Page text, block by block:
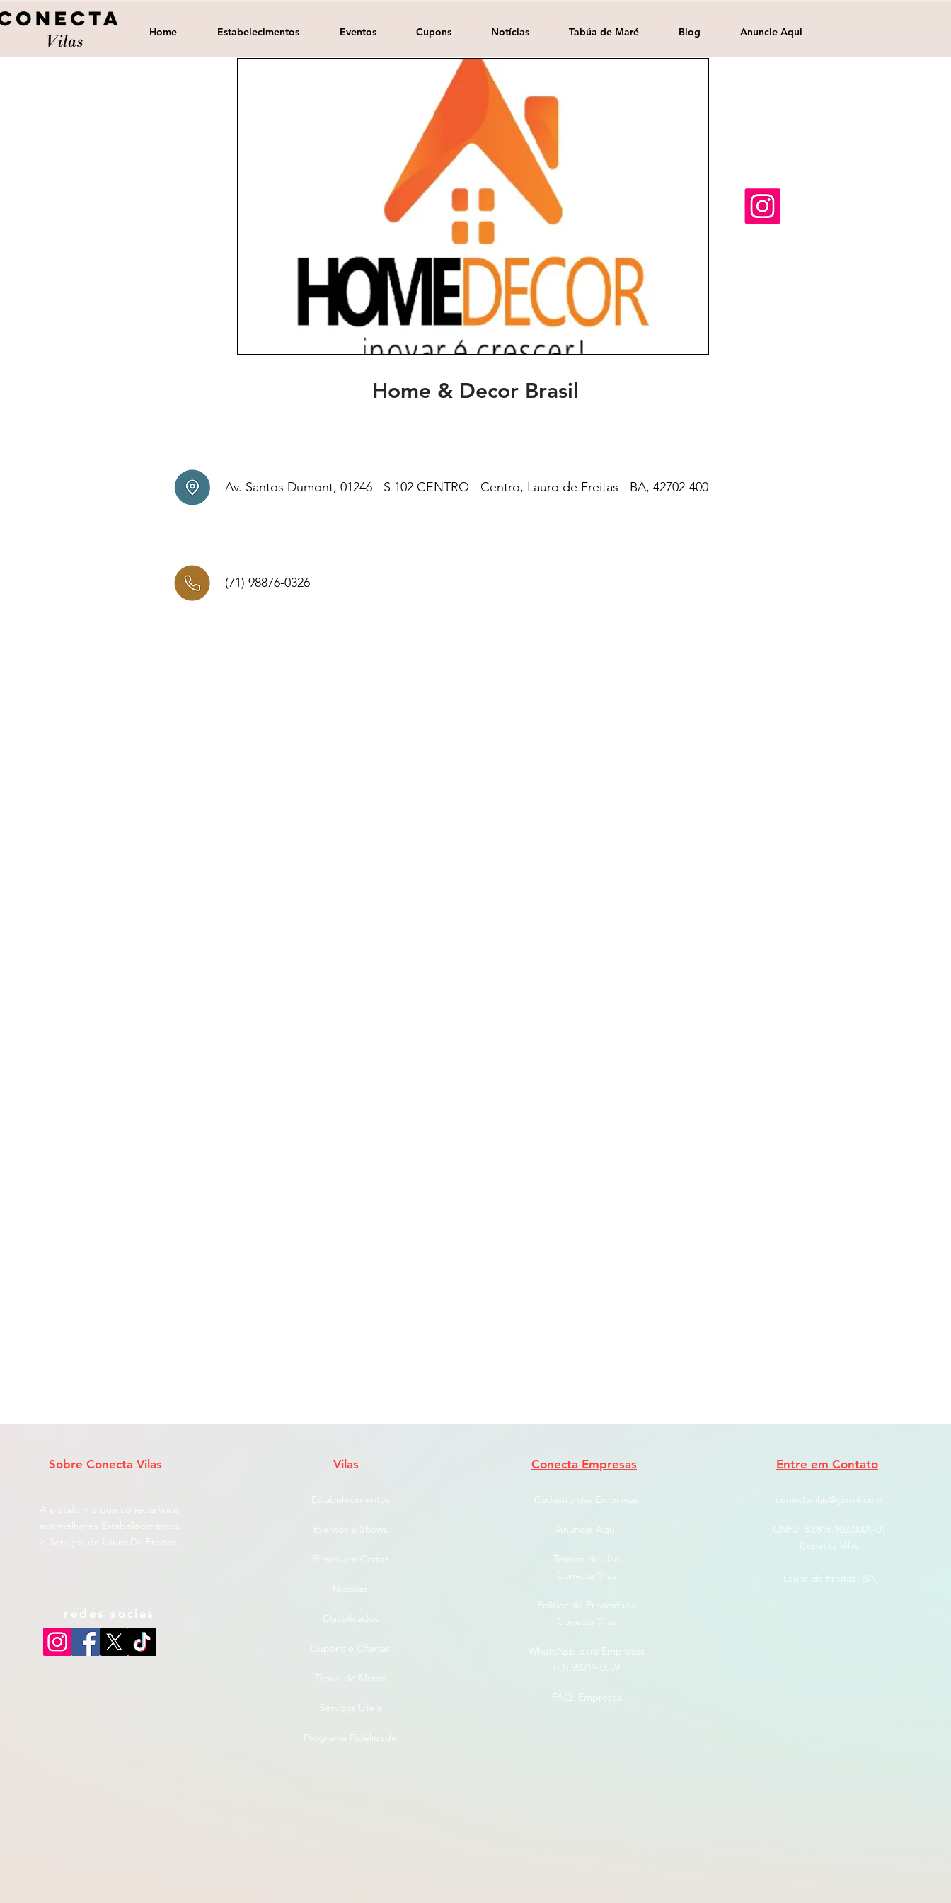
Home Estabelecimentos Eventos Cupons Notícias Tabúa de Maré Blog Anuncie Aqui
Home & Decor Brasil
Av. Santos Dumont, 01246 - S 102 CENTRO - Centro, Lauro de Freitas - BA, 42702-400
(71) 98876-0326
Sobre Conecta Vilas
A plataforma que conecta você
aos melhores Estabelecimentos
redes socias
Vilas
Estabelecimentos
Eventos e Shows
Filmes em Cartaz
Notícias
Classificados
Cupons e Ofertas
Tábua de Marés
Serviços Úteis
Programa Fidelidade
Conecta Empresas
Cadastro das Empresas
Anuncie Aqui
Termos de Uso
Conecta Vilas
Politica de Privacidade
Conecta Vilas
WhatsApp para Empresas
(71) 98219-0559
FAQ Empresas
Entre em Contato
conectavilas@gmail.com
CNPJ: ​60.816.102/0001-01
Conecta Vilas
Lauro de Freitas- BA